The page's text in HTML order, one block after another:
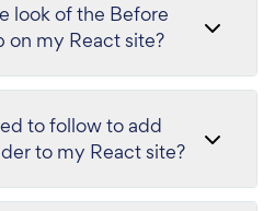
look of the Before
on my React site?
to follow to add
to my React site?